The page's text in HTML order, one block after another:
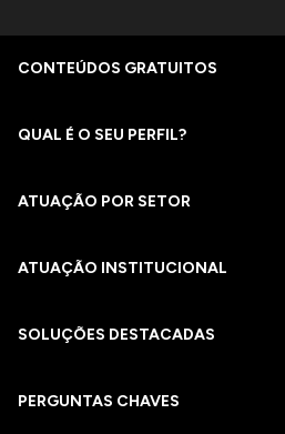
CONTEÚDOS GRATUITOS
QUAL É O SEU PERFIL?
ATUAÇÃO POR SETOR
ATUAÇÃO INSTITUCIONAL
SOLUÇÕES DESTACADAS
PERGUNTAS CHAVES​